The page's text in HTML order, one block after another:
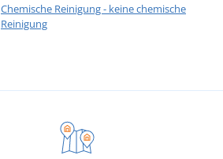
Chemische Reinigung - keine chemische
Reinigung